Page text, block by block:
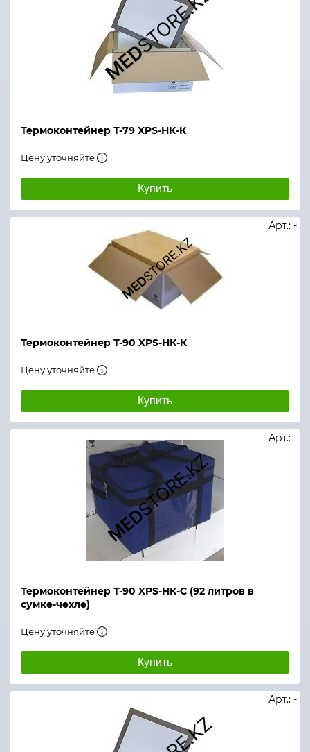
Термоконтейнер Т-79 XPS-НК-К
Цену уточняйте
Купить
Термоконтейнер Т-90 XPS-НК-К
Арт.: -
Цену уточняйте
Купить
Термоконтейнер Т-90 XPS-НК-С (92 литров в
сумке-чехле)
Арт.: -
Цену уточняйте
Купить
Арт.: -